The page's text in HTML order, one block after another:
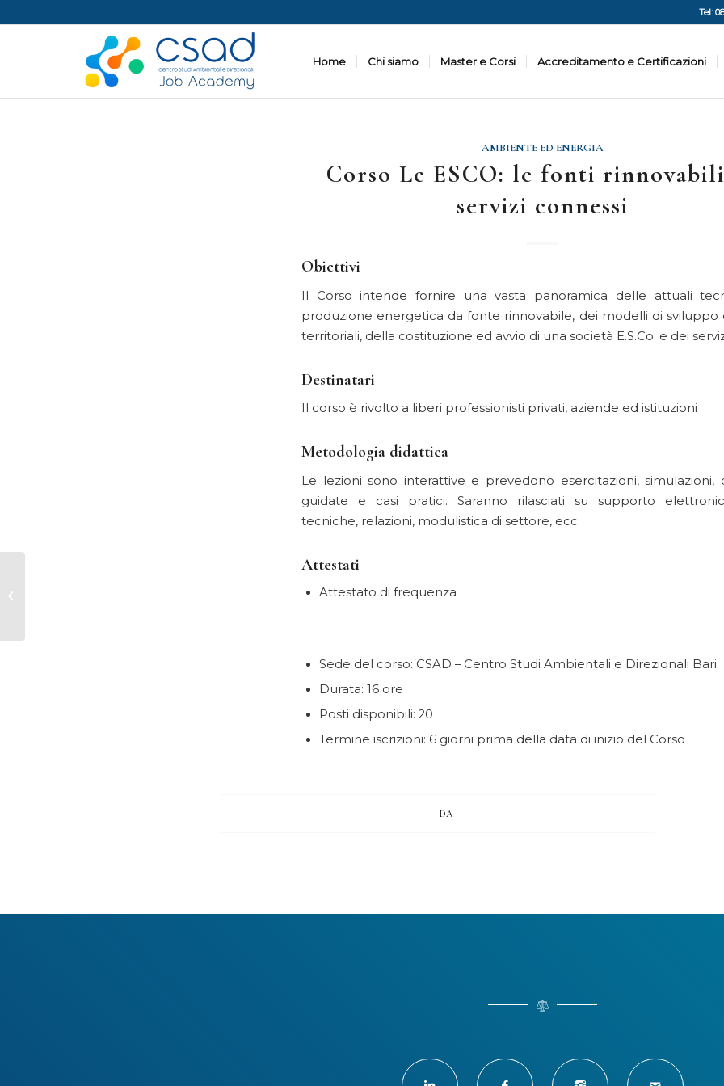
Tel:
Home Chi siamo Master e Corsi Accreditamento e Certificazioni
AMBIENTE ED ENERGIA
Corso Le ESCO: le fonti
servizi connessi
Obiettivi
Il Corso intende fornire una vasta panoramica delle attuali
produzione energetica da fonte rinnovabile, dei modelli di sviluppo
territoriali, della costituzione ed avvio di una società E.S.Co. e dei
Destinatari
Il corso è rivolto a liberi professionisti privati, aziende ed istituzioni
Metodologia didattica
Le lezioni sono interattive e prevedono esercitazioni, simulazioni,
guidate e casi pratici. Saranno rilasciati su supporto
tecniche, relazioni, modulistica di settore, ecc.
Attestati
Attestato di frequenza
Sede del corso: CSAD – Centro Studi Ambientali e Direzionali Bari
Durata: 16 ore
Posti disponibili: 20
Termine iscrizioni: 6 giorni prima della data di inizio del Corso
DA